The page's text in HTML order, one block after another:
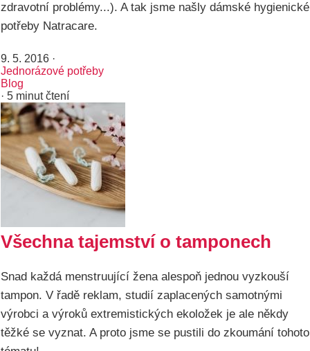
zdravotní problémy...). A tak jsme našly dámské hygienické
potřeby Natracare.
9. 5. 2016 ·
Jednorázové potřeby
Blog
· 5 minut čtení
Všechna tajemství o tamponech
Snad každá menstruující žena alespoň jednou vyzkouší
tampon. V řadě reklam, studií zaplacených samotnými
výrobci a výroků extremistických ekoložek je ale někdy
těžké se vyznat. A proto jsme se pustili do zkoumání tohoto